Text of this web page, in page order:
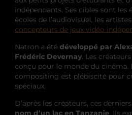
indépendants. Ses cibles sont les
écoles de l’audiovisuel, les
concepteurs de jeux vidéo
Natron a été développé par
Frédéric Devernay. Les
conçu pour le monde du cinéma.
compositing est plébiscité pour
spéciaux.
D’après les créateurs, ces
nom d’un lac en Tanzanie. Ils